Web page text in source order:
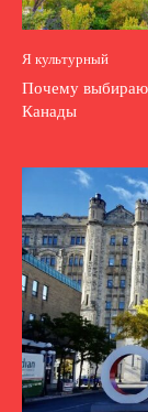
Я культурный
Почему
Канады